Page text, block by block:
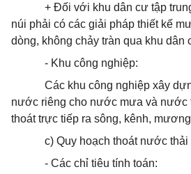
+ Đối với khu dân cư tập
núi phải có các giải pháp thiết kế
dòng, không chảy tràn qua khu dân
- Khu công nghiệp:
Các khu công nghiệp xây
nước riêng cho nước mưa và
thoáttrực tiếp ra sông, kênh,
c) Quy hoạch thoátnước thải
- Các chỉ tiêu tính toán: